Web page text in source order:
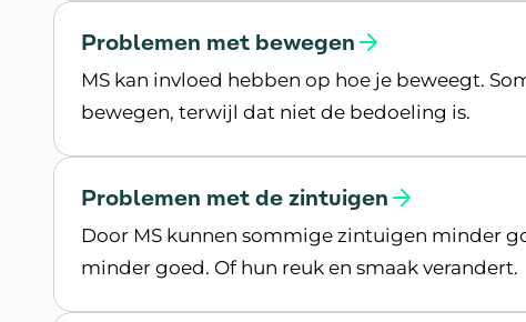
Problemen met bewegen
MS kan invloed hebben op hoe je beweegt.
bewegen, terwijl dat niet de bedoeling is.
Problemen met de zintuigen
Door MS kunnen sommige zintuigen minder
minder goed. Of hun reuk en smaak verandert.